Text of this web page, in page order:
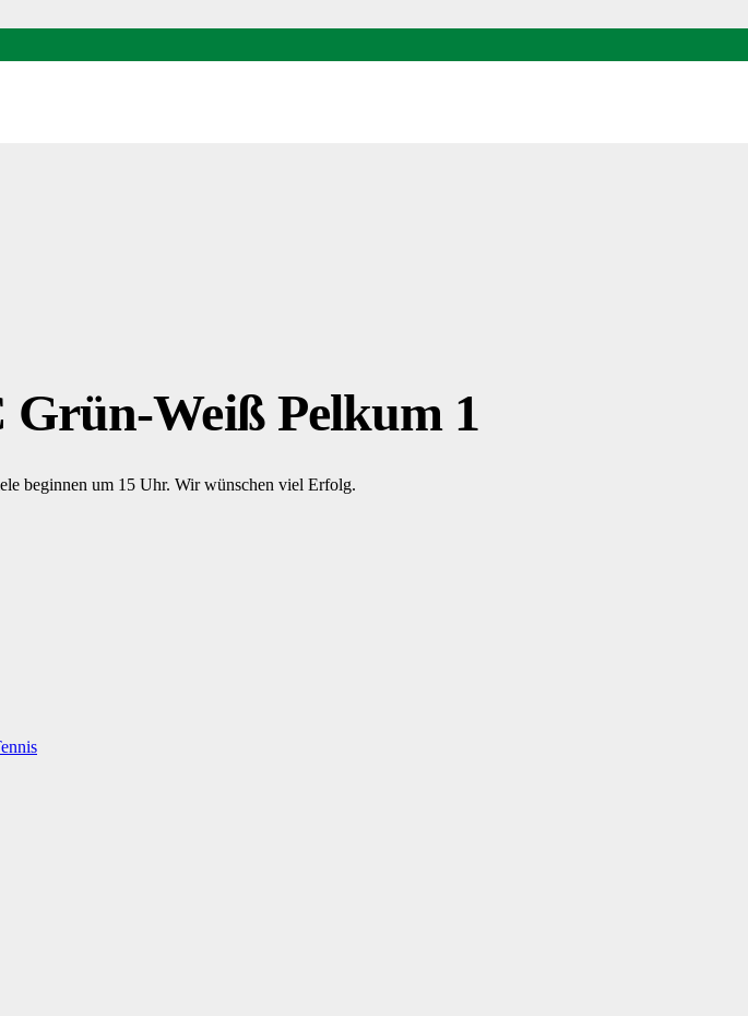
Grün-Weiß Pelkum 1
beginnen um 15 Uhr. Wir wünschen viel Erfolg.